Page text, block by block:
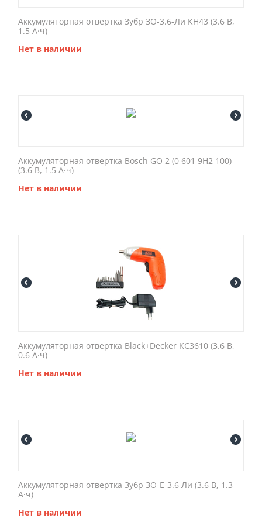
Аккумуляторная отвертка Зубр ЗО-3.6-Ли КН43 (3.6 В,
1.5 А·ч)
Нет в наличии
Аккумуляторная отвертка Bosch GO 2 (0 601 9H2 100)
(3.6 В, 1.5 А·ч)
Нет в наличии
Аккумуляторная отвертка Black+Decker KC3610 (3.6 В,
0.6 А·ч)
Нет в наличии
Аккумуляторная отвертка Зубр ЗО-Е-3.6 Ли (3.6 В, 1.3
А·ч)
Нет в наличии